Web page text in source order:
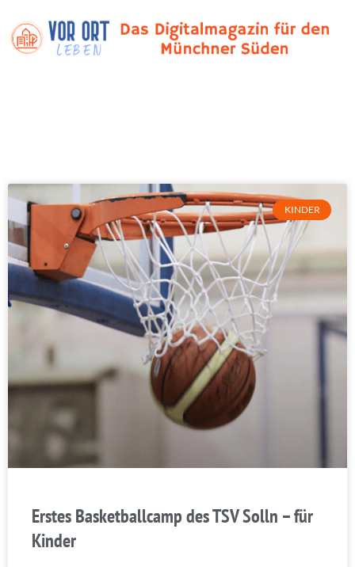
KINDER
Erstes Basketballcamp des TSV Solln – für
Kinder